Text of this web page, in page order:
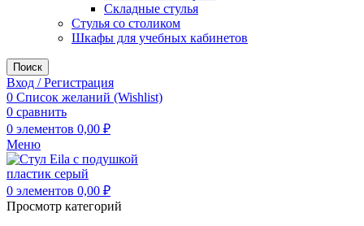
Складные стулья
Стулья со столиком
Шкафы для учебных кабинетов
Поиск
Вход / Регистрация
0 Список желаний (Wishlist)
0 сравнить
0 элементов 0,00 ₽
Меню
0 элементов 0,00 ₽
Просмотр категорий